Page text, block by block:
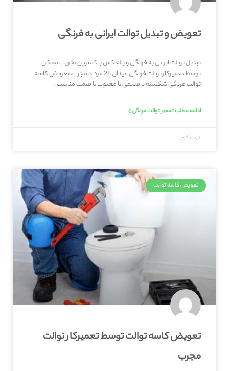
تعویض و تبدیل توالت ایرانی به فرنگی
تبدیل توالت ایرانی به فرنگی و بالعکس با کمترین تخریب ممکن
توسط تعمیرکار توالت فرنگی میدان 28 مرداد مجرب، تعویض کاسه
توالت فرنگی شکسته یا قدیمی یا معیوب با قیمت مناسب ،
ادامه مطلب تعمیر توالت فرنگی »
7 دیدگاه
تعویض کاسه توالت
تعویض کاسه توالت توسط تعمیرکار توالت
مجرب